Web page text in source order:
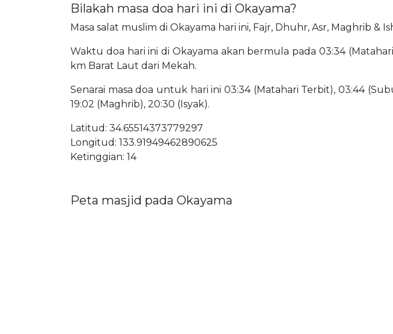
Bilakah masa doa hari ini di Okayama?
Masa salat muslim di Okayama hari ini, Fajr, Dhuhr, Asr, Maghrib &
Waktu doa hari ini di Okayama akan bermula pada 03:34
km Barat Laut dari Mekah.
Senarai masa doa untuk hari ini 03:34 (Matahari Terbit), 03:44
19:02 (Maghrib), 20:30 (Isyak).
Latitud: 34.65514373779297
Longitud: 133.91949462890625
Ketinggian: 14
Peta masjid pada Okayama